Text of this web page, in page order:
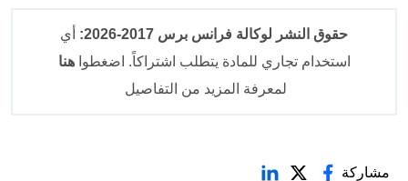
حقوق النشر لوكالة فرانس برس 2017-2026:
أي
استخدام تجاري للمادة يتطلب اشتراكاً. اضغطواهنا
لمعرفة المزيد من التفاصيل
مشاركة